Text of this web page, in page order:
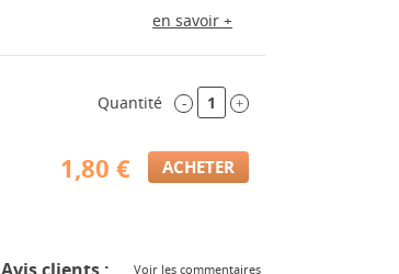
en savoir +
Quantité - +
1,80 €
Voir les commentaires